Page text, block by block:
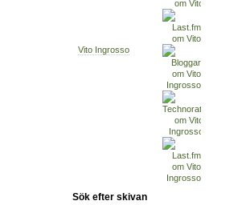
Vito Ingrosso
Sök efter skivan